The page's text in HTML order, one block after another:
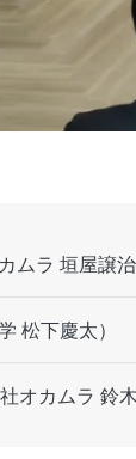
ムラ 垣屋譲治
松下慶太）
オカムラ 鈴木